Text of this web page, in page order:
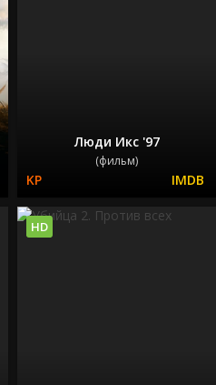
Люди Икс '97
(фильм)
HD